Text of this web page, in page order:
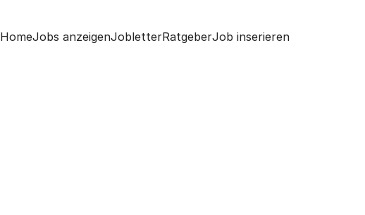
HomeJobs anzeigenJobletterRatgeberJob inserieren